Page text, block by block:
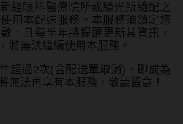
經眼科醫療院所或驗光所驗配之
用本配送服務。本服務須鎖定您
，且每半年將提醒更新其資訊，
將無法繼續使用本服務。
超過2次(含配送單取消)，即成為
無法再享有本服務，敬請留意！